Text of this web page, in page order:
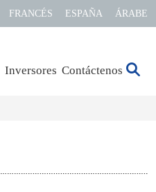
FRANCÉS ESPAÑA ÁRABE
Inversores Contáctenos